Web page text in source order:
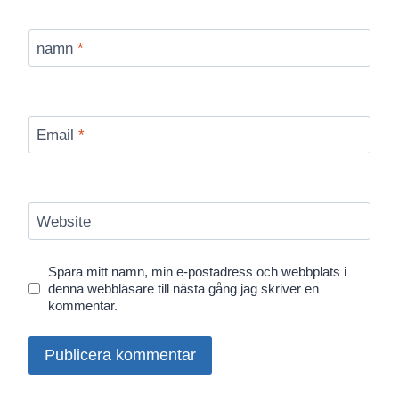
namn *
Email *
Website
Spara mitt namn, min e-postadress och webbplats i
denna webbläsare till nästa gång jag skriver en
kommentar.